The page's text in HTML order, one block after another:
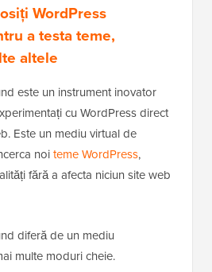
WordPress
a testa teme,
altele
este un instrument inovator
cu WordPress direct
Este un mediu virtual de
noiteme WordPress,
fără a afecta niciun site web
diferă de un mediu
multe moduri cheie.